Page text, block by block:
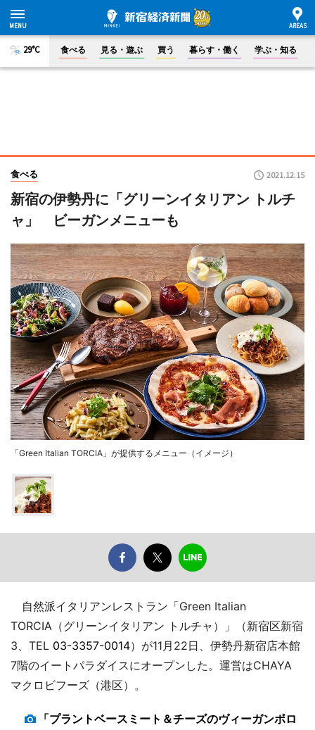
29°C 食べる 見る・遊ぶ 買う 暮らす・働く 学ぶ・知る
食べる 2021.12.15
新宿の伊勢丹に「グリーンイタリアン トルチ
ャ」 ビーガンメニューも
「Green Italian TORCIA」が提供するメニュー（イメージ）
自然派イタリアンレストラン「Green Italian
TORCIA（グリーンイタリアン トルチャ）」（新宿区新宿
3、TEL 03-3357-0014）が11月22日、伊勢丹新宿店本館
7階のイートパラダイスにオープンした。運営はCHAYA
マクロビフーズ（港区）。
「プラントベースミート＆チーズのヴィーガンボロ